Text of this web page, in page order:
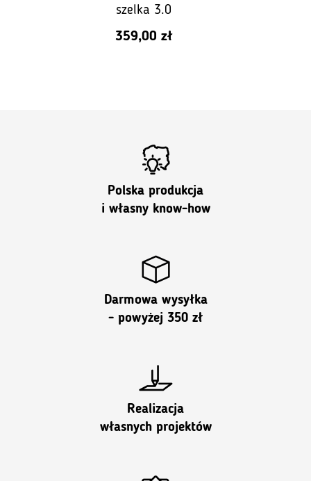
szelka 3.0
359,00 zł
Polska produkcja
i własny know-how
Darmowa wysyłka
- powyżej 350 zł
Realizacja
własnych projektów